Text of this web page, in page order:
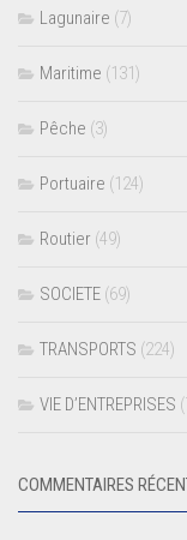
Lagunaire (7)
Maritime (131)
Pêche (3)
Portuaire (124)
Routier (49)
SOCIETE (69)
TRANSPORTS (224)
VIE D’ENTREPRISES
COMMENTAIRES